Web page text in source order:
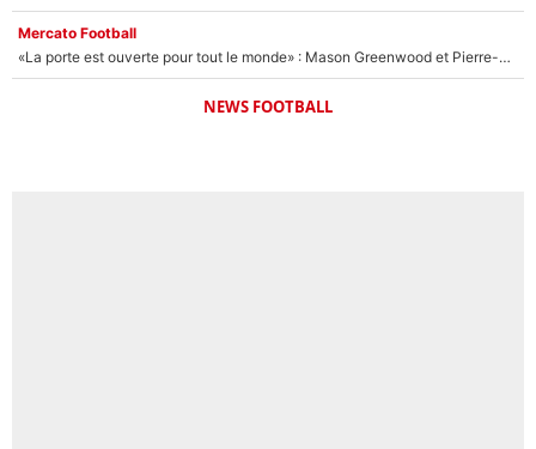
Mercato Football
«La porte est ouverte pour tout le monde» : Mason Greenwood et Pierre-Emerick Aubameyang ont quitté l'OM, Amine Gouiri balance sur la suite du mercato et sur la réaction du vestiaire !
NEWS FOOTBALL